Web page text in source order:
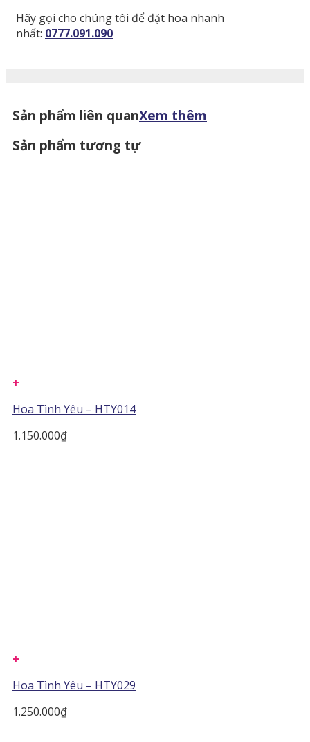
Hãy gọi cho chúng tôi để đặt hoa nhanh
nhất: 0777.091.090
Sản phẩm liên quanXem thêm
Sản phẩm tương tự
+
Hoa Tình Yêu – HTY014
1.150.000₫
+
Hoa Tình Yêu – HTY029
1.250.000₫